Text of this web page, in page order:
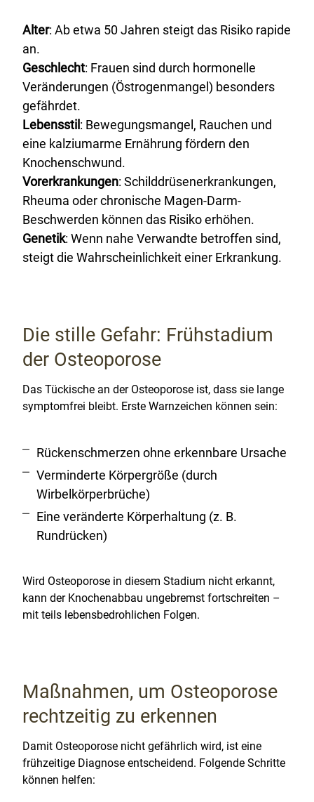
Alter: Ab etwa 50 Jahren steigt das Risiko rapide
an.
Geschlecht: Frauen sind durch hormonelle
Veränderungen (Östrogenmangel) besonders
gefährdet.
Lebensstil: Bewegungsmangel, Rauchen und
eine kalziumarme Ernährung fördern den
Knochenschwund.
Vorerkrankungen: Schilddrüsenerkrankungen,
Rheuma oder chronische Magen-Darm-
Beschwerden können das Risiko erhöhen.
Genetik: Wenn nahe Verwandte betroffen sind,
steigt die Wahrscheinlichkeit einer Erkrankung.
Die stille Gefahr: Frühstadium
der Osteoporose
Das Tückische an der Osteoporose ist, dass sie lange
symptomfrei bleibt. Erste Warnzeichen können sein:
Rückenschmerzen ohne erkennbare Ursache
Verminderte Körpergröße (durch
Wirbelkörperbrüche)
Eine veränderte Körperhaltung (z. B.
Rundrücken)
Wird Osteoporose in diesem Stadium nicht erkannt,
kann der Knochenabbau ungebremst fortschreiten –
mit teils lebensbedrohlichen Folgen.
Maßnahmen, um Osteoporose
rechtzeitig zu erkennen
Damit Osteoporose nicht gefährlich wird, ist eine
frühzeitige Diagnose entscheidend. Folgende Schritte
können helfen: